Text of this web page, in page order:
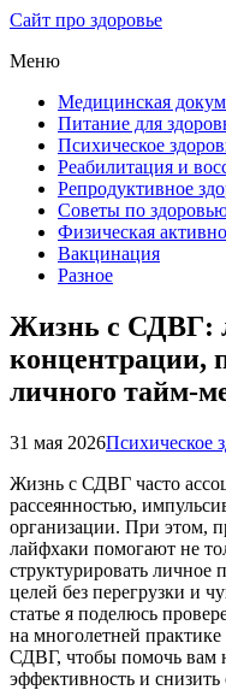
Сайт про здоровье
Меню
Медицинская
Питание для
Психическое
Реабилитация и
Репродуктивное
Советы по
Физическая
Вакцинация
Разное
Жизнь с СДВГ:
концентрации,
личного тайм-
31 мая 2026Психическое
Жизнь с СДВГ часто
рассеянностью,
организации. При этом,
лайфхаки помогают не
структурировать личное
целей без перегрузки и
статье я поделюсь
на многолетней
СДВГ, чтобы помочь вам
эффективность и снизить